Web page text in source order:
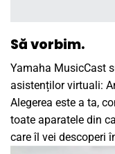
Să vorbim.
Yamaha MusicCast
asistenților virtuali:
Alegerea este a ta,
toate aparatele din
care îl vei descoperi